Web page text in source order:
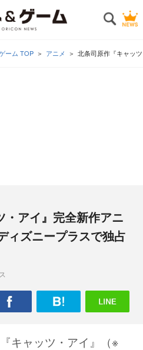
ーム TOP アニメ 北条司原作『キャッ
アイ』完全新作アニ
ィズニープラスで独占
キャッツ・アイ』（※